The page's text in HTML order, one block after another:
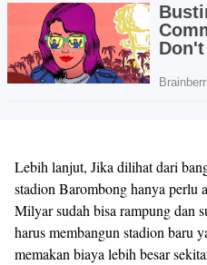
Lebih lanjut, Jika dilihat dari
stadion Barombong hanya perlu
Milyar sudah bisa rampung dan
harus membangun stadion baru
memakan biaya lebih besar